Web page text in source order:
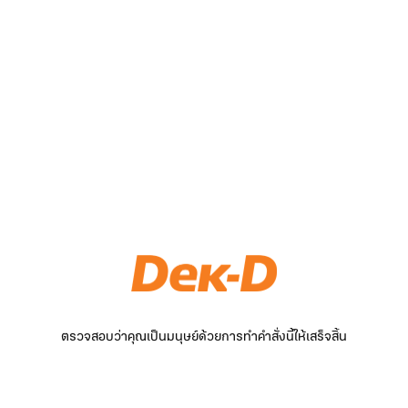
ตรวจสอบว่าคุณเป็นมนุษย์ด้วยการทำคำสั่งนี้ให้เสร็จสิ้น